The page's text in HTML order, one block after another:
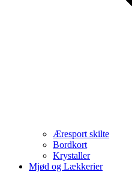
Æresport skilte
Bordkort
Krystaller
Mjød og Lækkerier